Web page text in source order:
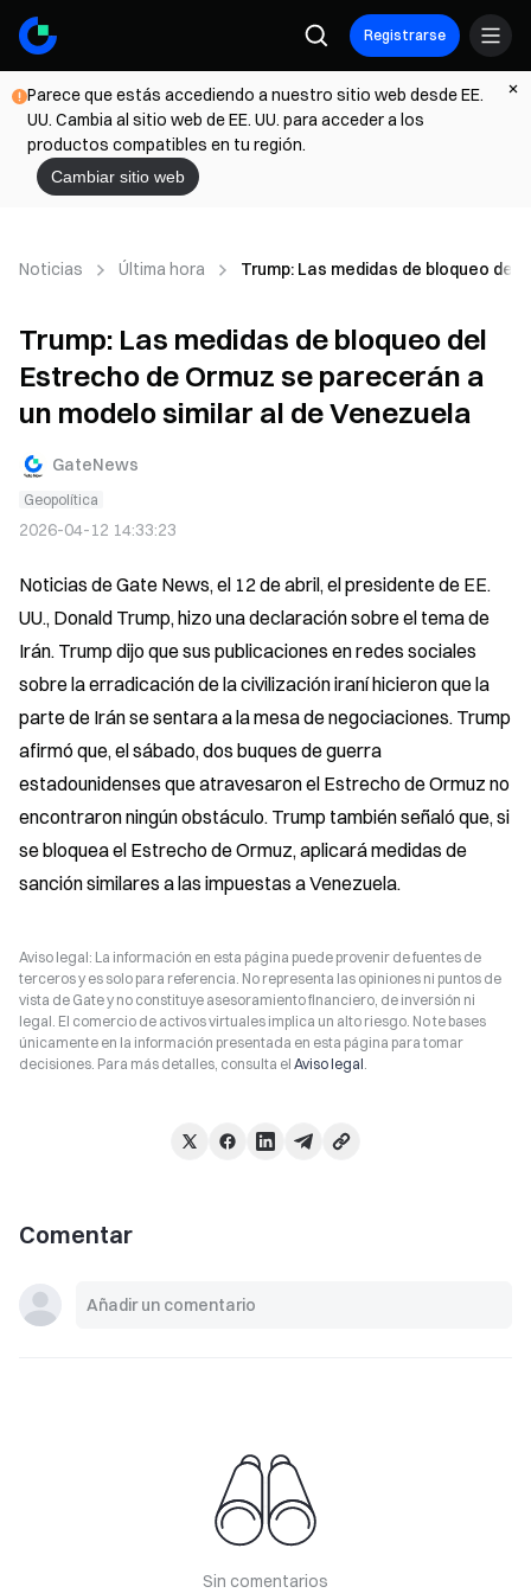
Registrarse
Parece que estás accediendo a nuestro sitio web desde EE.
UU. Cambia al sitio web de EE. UU. para acceder a los
productos compatibles en tu región.
Cambiar sitio web
Noticias Última hora Trump: Las medidas de bloqueo del
Trump: Las medidas de bloqueo del
Estrecho de Ormuz se parecerán a
un modelo similar al de Venezuela
GateNews
Geopolítica
2026-04-12 14:33:23
Noticias de Gate News, el 12 de abril, el presidente de EE.
UU., Donald Trump, hizo una declaración sobre el tema de
Irán. Trump dijo que sus publicaciones en redes sociales
sobre la erradicación de la civilización iraní hicieron que la
parte de Irán se sentara a la mesa de negociaciones. Trump
afirmó que, el sábado, dos buques de guerra
estadounidenses que atravesaron el Estrecho de Ormuz no
encontraron ningún obstáculo. Trump también señaló que, si
se bloquea el Estrecho de Ormuz, aplicará medidas de
sanción similares a las impuestas a Venezuela.
Aviso legal: La información en esta página puede provenir de fuentes de
terceros y es solo para referencia. No representa las opiniones ni puntos de
vista de Gate y no constituye asesoramiento financiero, de inversión ni
legal. El comercio de activos virtuales implica un alto riesgo. No te bases
únicamente en la información presentada en esta página para tomar
decisiones. Para más detalles, consulta el Aviso legal.
Comentar
Sin comentarios